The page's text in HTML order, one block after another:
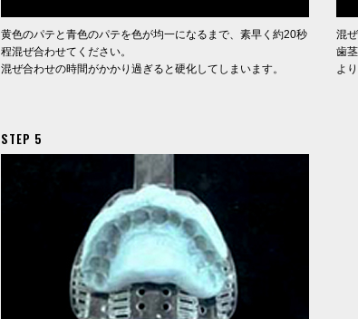
黄色のパテと青色のパテを色が均一になるまで、素早く約20秒
程混ぜ合わせてください。
混ぜ合わせの時間がかかり過ぎると硬化してしまいます。
混
歯
よ
STEP 5